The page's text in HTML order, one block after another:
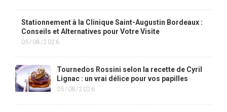
Stationnement à la Clinique Saint-Augustin Bordeaux :
Conseils et Alternatives pour Votre Visite
05/08/2026
Tournedos Rossini selon la recette de Cyril
Lignac : un vrai délice pour vos papilles
05/08/2026